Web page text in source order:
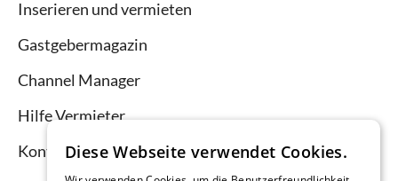
Inserieren und vermieten
Gastgebermagazin
Channel Manager
Hilfe Vermieter
KontaktDiese Webseite verwendet Cookies.